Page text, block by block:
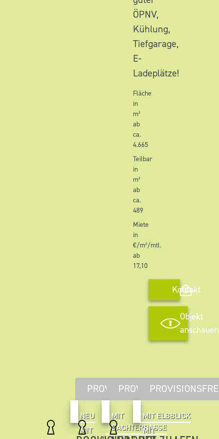
ÖPNV,
Kühlung,
Tiefgarage,
E-
Ladeplätze!
Fläche
in
m²
ab
ca.
4.665
Teilbar
in
m²
ab
ca.
489
Miete
in
€/m²/mtl.
ab
17,10
Kontakt
Objekt
anschauen
PROVISIONSFREI
NEU
MIT
PROVISIONSFREI
MIT
DACHTERRASSE
MIT ELBBLICK
MIT